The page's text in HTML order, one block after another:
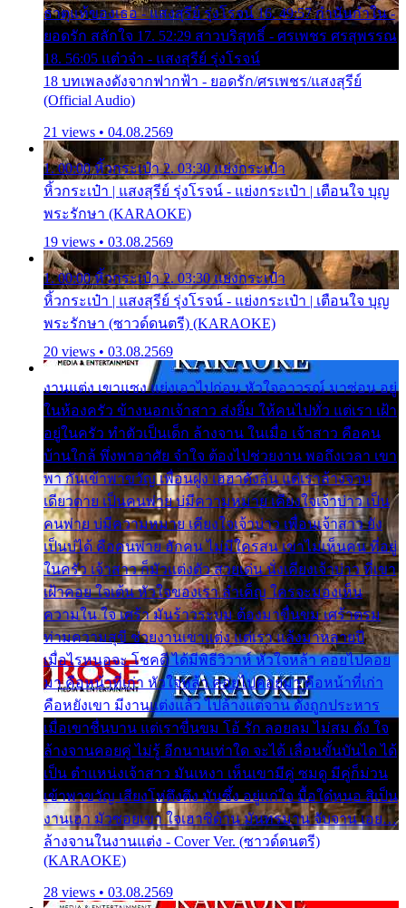
ธาตุแท้ของเธอ - แสงสุรีย์ รุ่งโรจน์ 16. 49:57 กำนันกำใน -
ยอดรัก สลักใจ 17. 52:29 สาวบริสุทธิ์ - ศรเพชร ศรสุพรรณ
18. 56:05 แต๋วจ๋า - แสงสุรีย์ รุ่งโรจน์
18 บทเพลงดังจากฟากฟ้า - ยอดรัก/ศรเพชร/แสงสุรีย์
(Official Audio)
21 views • 04.08.2569
1. 00:00 หิ้วกระเป๋า 2. 03:30 แย่งกระเป๋า
หิ้วกระเป๋า | แสงสุรีย์ รุ่งโรจน์ - แย่งกระเป๋า | เตือนใจ บุญ
พระรักษา (KARAOKE)
19 views • 03.08.2569
1. 00:00 หิ้วกระเป๋า 2. 03:30 แย่งกระเป๋า
หิ้วกระเป๋า | แสงสุรีย์ รุ่งโรจน์ - แย่งกระเป๋า | เตือนใจ บุญ
พระรักษา (ซาวด์ดนตรี) (KARAOKE)
20 views • 03.08.2569
งานแต่ง เขาแซง แย่งเอาไปก่อน หัวใจอาวรณ์ มาซ่อน อยู่
ในห้องครัว ข้างนอกเจ้าสาว ส่งยิ้ม ให้คนไปทั่ว แต่เรา เฝ้า
อยู่ในครัว ทำตัวเป็นเด็ก ล้างจาน ในเมื่อ เจ้าสาว คือคน
บ้านใกล้ พึ่งพาอาศัย จำใจ ต้องไปช่วยงาน พอถึงเวลา เขา
พา กันเข้าพาขวัญ เพื่อนฝูง เฮฮาดังลั่น แต่เราล้างจาน
เดียวดาย เป็นคนพ่าย บ่มีความหมาย เคียงใจเจ้าบ่าว เป็น
คนพ่าย บ่มีความหมาย เคียงใจเจ้าบ่าว เพื่อนเจ้าสาว ยัง
เป็นบ่ได้ คือคนพ่าย ฮักคน ไม่มีใครสน เขาไม่เห็นคน ที่อยู่
ในครัว เจ้าสาว ก็มัวแต่งตัว สวยเด่น นั่งเคียงเจ้าบ่าว ที่เขา
เฝ้าคอย ใจเต้น หัวใจของเรา ลำเค็ญ ใครจะมองเห็น
ความใน ใจ เศร้า มันร้าวระบม ต้องมาขื่นขม เศร้าตรม
ท่ามความสุขี ช่วยงานเขาแต่ง แต่เรา แล้งมาหลายปี
เมื่อไรหนอจะ โชคดี ได้มีพิธีวิวาห์ หัวใจหล้า คอยไปคอย
มา คือหน้าที่เก่า หัวใจหล้า คอยไปคอยมา คือหน้าที่เก่า
คือหยังเขา มีงานแต่งแล้ว ไปล้างแต่จาน ดั่งถูกประหาร
เมื่อเขาชื่นบาน แต่เราขื่นขม โอ้ รัก ลอยลม ไม่สม ดัง ใจ
ล้างจานคอยคู่ ไม่รู้ อีกนานเท่าใด จะได้ เลื่อนขั้นบันได ได้
เป็น ตำแหน่งเจ้าสาว มันเหงา เห็นเขามีคู่ ซมดู มีคู่ก็ม่วน
เข้าพาขวัญ เสียงโห่ตึงตึง มันซึ้ง อยู่แก่ใจ มื้อใด๋หนอ สิเป็น
งานเฮา มัวซอยเขา ใจเฮาซิด้าน มันทรมาน จับจาน เอย…
ล้างจานในงานแต่ง - Cover Ver. (ซาวด์ดนตรี)
(KARAOKE)
28 views • 03.08.2569